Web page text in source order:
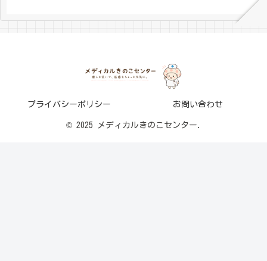
プライバシーポリシー お問い合わせ
© 2025 メディカルきのこセンター.